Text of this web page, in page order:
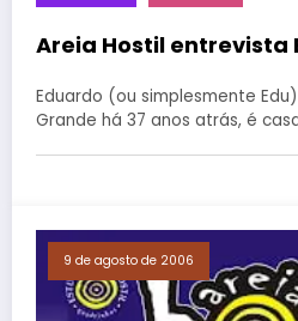
Areia Hostil entrevista
Eduardo (ou simplesmente
Grande há 37 anos atrás, é
9 de agosto de 2006